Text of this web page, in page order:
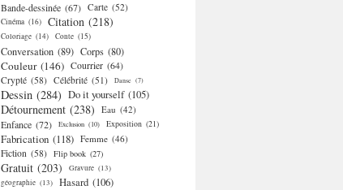
Bande-dessinée (67) Carte (52)
Cinéma (16) Citation (218)
Coloriage (14) Conte (15)
Conversation (89) Corps (80)
Couleur (146) Courrier (64)
Crypté (58) Célébrité (51) Danse (7)
Dessin (284) Do it yourself (105)
Détournement (238) Eau (42)
Enfance (72) Exclusion (10) Exposition (21)
Fabrication (118) Femme (46)
Fiction (58) Flip book (27)
Gratuit (203) Gravure (13)
géographie (13) Hasard (106)